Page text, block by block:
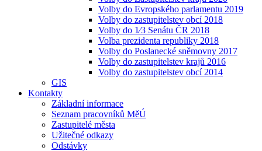
Volby do Evropského parlamentu 2019
Volby do zastupitelstev obcí 2018
Volby do 1⁄3 Senátu ČR 2018
Volba prezidenta republiky 2018
Volby do Poslanecké sněmovny 2017
Volby do zastupitelstev krajů 2016
Volby do zastupitelstev obcí 2014
GIS
Kontakty
Základní informace
Seznam pracovníků MěÚ
Zastupitelé města
Užitečné odkazy
Odstávky